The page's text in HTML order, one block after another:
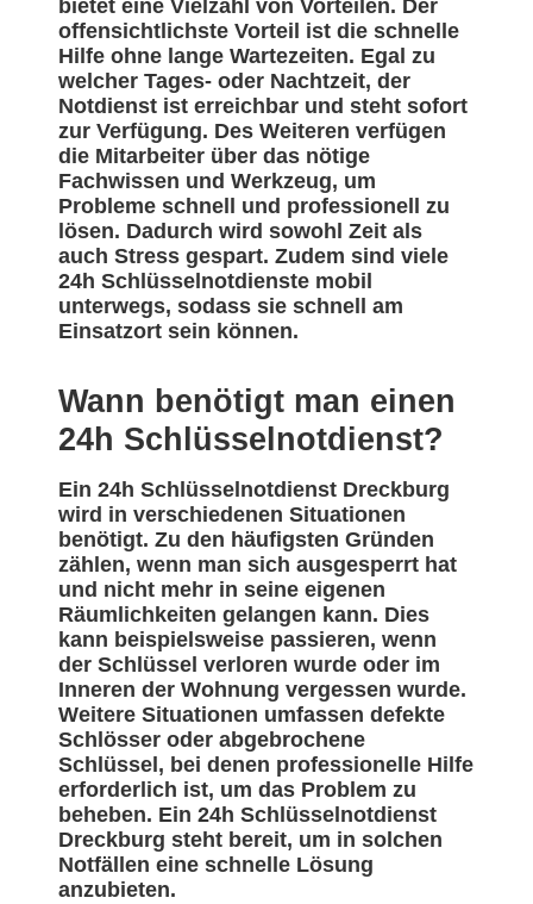
bietet eine Vielzahl von Vorteilen. Der
offensichtlichste Vorteil ist die schnelle
Hilfe ohne lange Wartezeiten. Egal zu
welcher Tages- oder Nachtzeit, der
Notdienst ist erreichbar und steht sofort
zur Verfügung. Des Weiteren verfügen
die Mitarbeiter über das nötige
Fachwissen und Werkzeug, um
Probleme schnell und professionell zu
lösen. Dadurch wird sowohl Zeit als
auch Stress gespart. Zudem sind viele
24h Schlüsselnotdienste mobil
unterwegs, sodass sie schnell am
Einsatzort sein können.
Wann benötigt man einen
24h Schlüsselnotdienst?
Ein 24h Schlüsselnotdienst Dreckburg
wird in verschiedenen Situationen
benötigt. Zu den häufigsten Gründen
zählen, wenn man sich ausgesperrt hat
und nicht mehr in seine eigenen
Räumlichkeiten gelangen kann. Dies
kann beispielsweise passieren, wenn
der Schlüssel verloren wurde oder im
Inneren der Wohnung vergessen wurde.
Weitere Situationen umfassen defekte
Schlösser oder abgebrochene
Schlüssel, bei denen professionelle Hilfe
erforderlich ist, um das Problem zu
beheben. Ein 24h Schlüsselnotdienst
Dreckburg steht bereit, um in solchen
Notfällen eine schnelle Lösung
anzubieten.